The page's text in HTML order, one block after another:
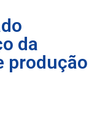
da
produção